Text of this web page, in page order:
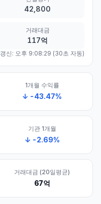
42,800
거래대금
117억
갱신: 오후 9:08:29 (30초 자동)
1개월 수익률
↓ -43.47%
기관 1개월
↓ -2.69%
거래대금 (20일평균)
67억